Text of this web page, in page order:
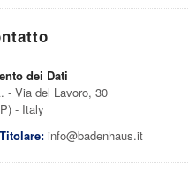
dei Dati
- Via del Lavoro, 30
- Italy
info@badenhaus.it